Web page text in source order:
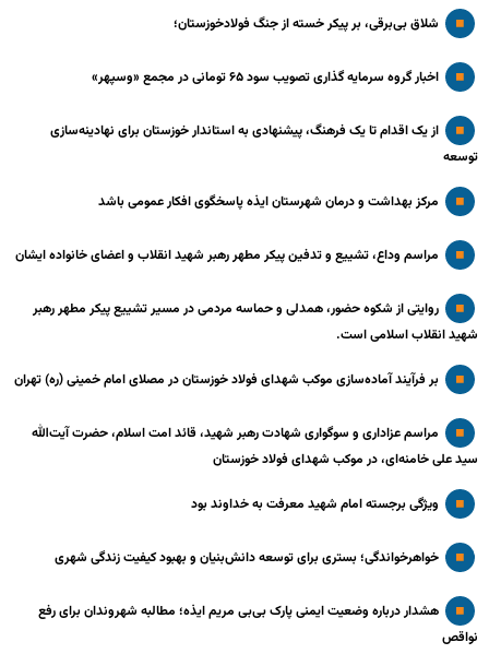
شلاق‌ بی‌برقی، بر پیکر خسته‌ از جنگ فولادخوزستان؛
اخبار گروه سرمایه گذاری تصویب سود ۶۵ تومانی در مجمع «وسپهر»
از یک اقدام تا یک فرهنگ، پیشنهادی به استاندار خوزستان برای نهادینه‌سازی
توسعه
مرکز بهداشت و درمان شهرستان ایذه پاسخگوی افکار عمومی باشد
مراسم وداع، تشییع و تدفین پیکر مطهر رهبر شهید انقلاب و اعضای خانواده ایشان
روایتی از شکوه حضور، همدلی و حماسه مردمی در مسیر تشییع پیکر مطهر رهبر
شهید انقلاب اسلامی است.
بر فرآیند آماده‌سازی موکب شهدای فولاد خوزستان در مصلای امام خمینی (ره) تهران
مراسم عزاداری و سوگواری شهادت رهبر شهید، قائد امت اسلام، حضرت آیت‌الله
سید علی خامنه‌ای، در موکب شهدای فولاد خوزستان
ویژگی برجسته امام شهید معرفت به خداوند بود
خواهرخواندگی؛ بستری برای توسعه دانش‌بنیان و بهبود کیفیت زندگی شهری
هشدار درباره وضعیت ایمنی پارک بی‌بی مریم ایذه؛ مطالبه شهروندان برای رفع
نواقص